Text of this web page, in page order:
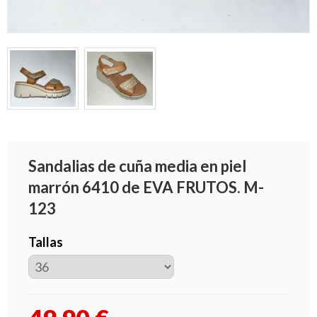
Sandalias de cuña media en piel
marrón 6410 de EVA FRUTOS. M-
123
Tallas